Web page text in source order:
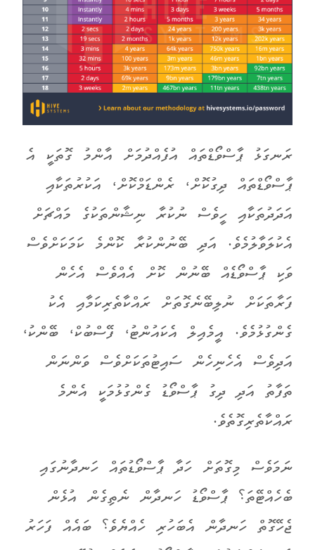
ރަނގަޅު ޕާސްވޯޑްތައް އުފެއްދުމަށް އާންމު ގޮތަކީ އެ
ޕާސްވޯޑްތައް ދިގުކޮށް، ރެންޑަމްކޮށް، އަކުރުތަކާއި
އަދަދުތަކާއި ހީވެސް ނުކުރާ ނިޝާންތަކުގެ މައްޗަށް
އެކުލަވާލުމެވެ. އަދި ބޭނުންކުރާ ކޮންމެ ކަމަކަށްވެސް
ވަކި ޕާސްވޯޑެއް ބޭނުން ކޮށް އެއްވެސް އެހެން
ފަރާތަކަށް ނުލިބޭނެގޮތަށް ރައްކާތެރިކަމާއި އެކު
ގެންގުޅުމެވެ. އީމެއިލް އެކައުންޓު، ފޭސްބުކް، ބޭންކު،
އަދިވެސް އެހެނިހެން ސައިޓުތަކަށްވެސް ވަންނަން
ތަފާތު އަދި ދިގު ޕާސްވޯޑު ގެންގުޅުމަކީ އެންމެ
ރައްކާތެރިގޮތެވެ.
ނަމަވެސް މިގޮތަށް ހަދާ ޕާސްވޯޑުތައް ހަނދާނުގައި
ބެހެއްޓޭތަ؟ ޕާސްވޯޑު ހަނދާން ނެތިގެން އުޅެން
ޖެހޭގޮތް ހަނދާން އެބަހުރި ހެއްޔެވެ؟ ބައެއް ފަހަރު